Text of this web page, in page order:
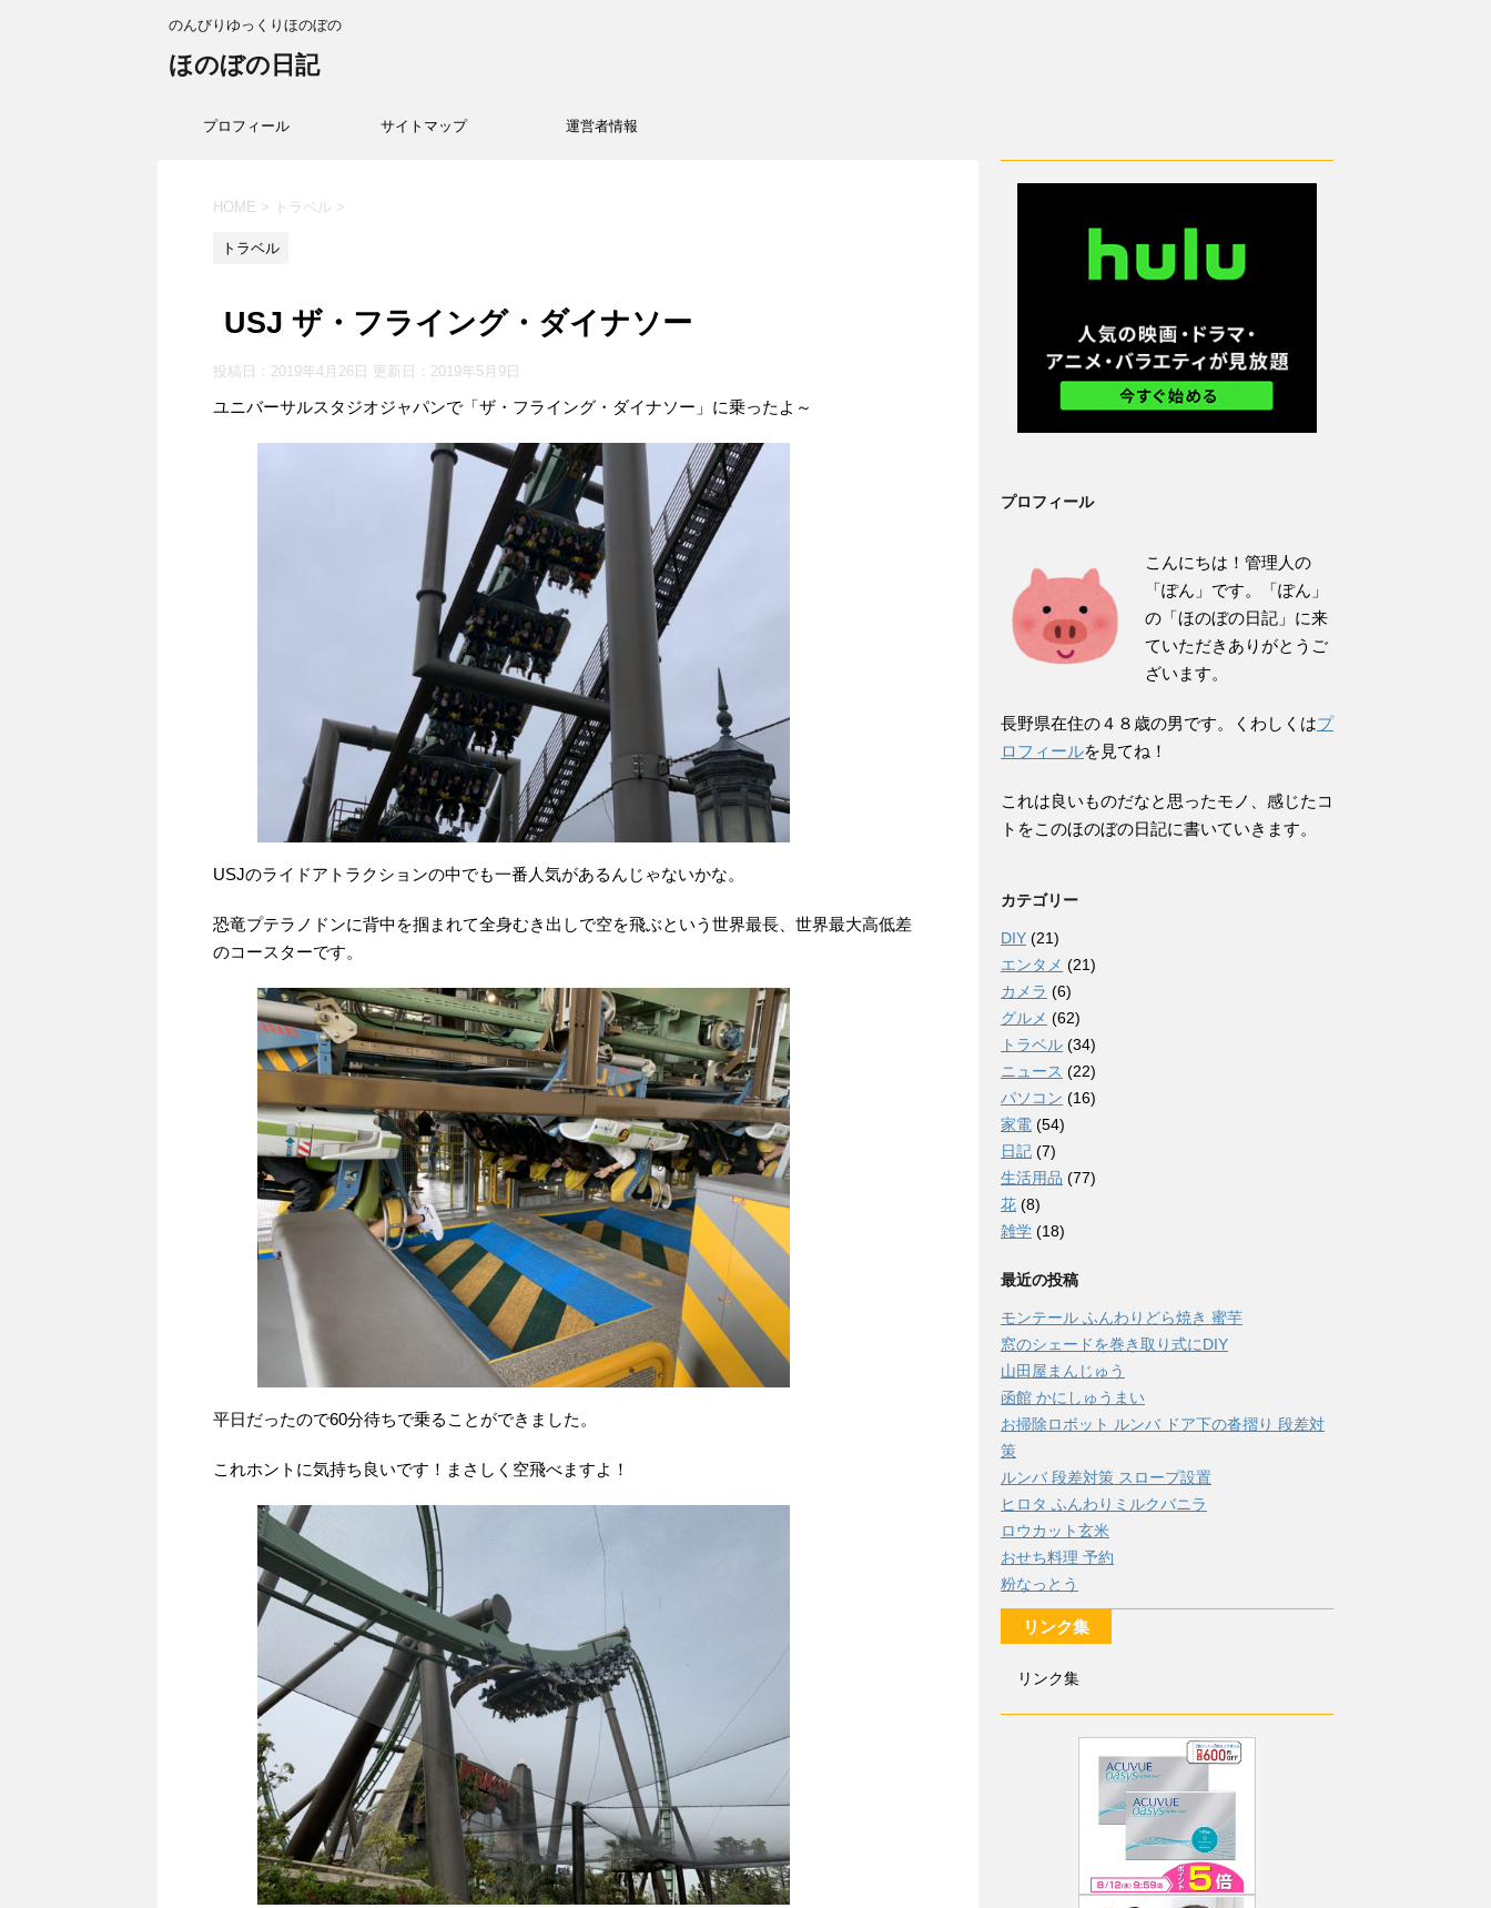
のんびりゆっくりほのぼの
ほのぼの日記
プロフィール サイトマップ 運営者情報
HOME > トラベル >
トラベル
USJ ザ・フライング・ダイナソー
投稿日：2019年4月26日 更新日： 2019年5月9日
ユニバーサルスタジオジャパンで「ザ・フライング・ダイナソー」に乗ったよ～
USJのライドアトラクションの中でも一番人気があるんじゃないかな。
恐竜プテラノドンに背中を掴まれて全身むき出しで空を飛ぶという世界最長、世界最大高低差
のコースターです。
平日だったので60分待ちで乗ることができました。
これホントに気持ち良いです！まさしく空飛べますよ！
プロフィール
こんにちは！管理人の
「ぽん」です。「ぽん」
の「ほのぼの日記」に来
ていただきありがとうご
ざいます。
長野県在住の４８歳の男です。くわしくはプ
ロフィールを見てね！
これは良いものだなと思ったモノ、感じたコ
トをこのほのぼの日記に書いていきます。
カテゴリー
DIY (21)
エンタメ (21)
カメラ (6)
グルメ (62)
トラベル (34)
ニュース (22)
パソコン (16)
家電 (54)
日記 (7)
生活用品 (77)
花 (8)
雑学 (18)
最近の投稿
モンテール ふんわりどら焼き 蜜芋
窓のシェードを巻き取り式にDIY
山田屋まんじゅう
函館 かにしゅうまい
お掃除ロボット ルンバ ドア下の沓摺り 段差対
策
ルンバ 段差対策 スロープ設置
ヒロタ ふんわりミルクバニラ
ロウカット玄米
おせち料理 予約
粉なっとう
リンク集
リンク集